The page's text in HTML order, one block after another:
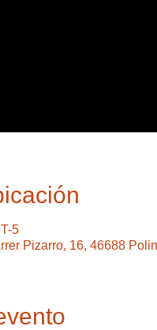
5
Pizarro, 16, 46688